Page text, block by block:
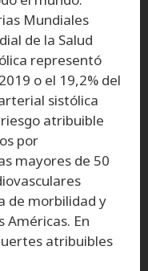
Mundiales
de la Salud
representó
o el 19,2% del
sistólica
atribuible
por
mayores de 50
de morbilidad y
En
atribuibles